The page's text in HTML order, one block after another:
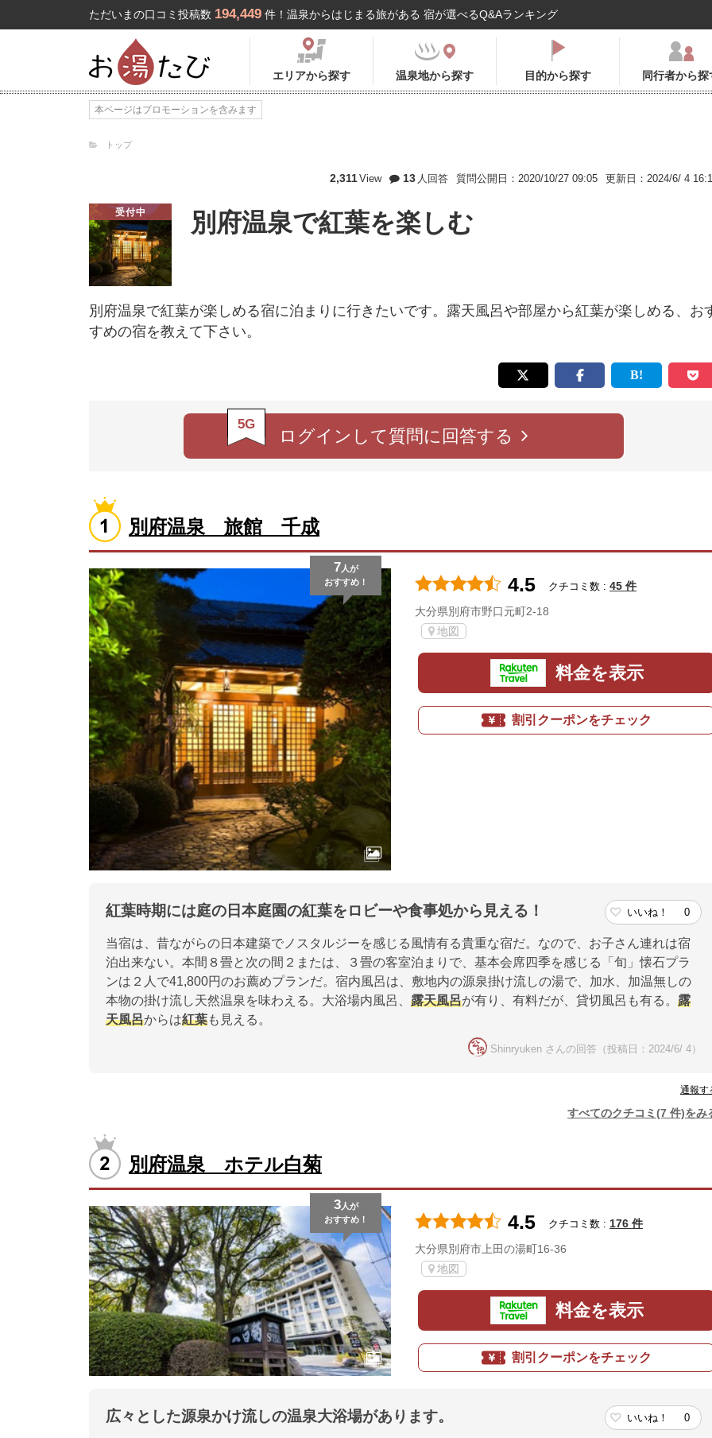
ただいまの口コミ投稿数 194,449 件！温泉からはじまる旅がある 宿が選べるQ&Aランキング
エリアから探す 温泉地から探す 目的から探す 同行者から探
本ページはプロモーションを含みます
トップ
2,311View 13 人回答 質問公開日：2020/10/27 09:05 更新日：2024/6/ 4
受付中 別府温泉で紅葉を楽しむ
別府温泉で紅葉が楽しめる宿に泊まりに行きたいです。露天風呂や部屋から紅葉が楽しめる、お
すめの宿を教えて下さい。
5G
ログインして質問に回答する
別府温泉 旅館 千成
7 人が
おすすめ！
4.5 クチコミ数 : 45 件
大分県別府市野口元町2-18
地図
料金を表示
割引クーポンをチェック
紅葉時期には庭の日本庭園の紅葉をロビーや食事処から見える！ いいね！ 0
当宿は、昔ながらの日本建築でノスタルジーを感じる風情有る貴重な宿だ。なので、お子さん連れは宿
泊出来ない。本間８畳と次の間２または、３畳の客室泊まりで、基本会席四季を感じる「旬」懐石プラ
ンは２人で41,800円のお薦めプランだ。宿内風呂は、敷地内の源泉掛け流しの湯で、加水、加温無しの
本物の掛け流し天然温泉を味わえる。大浴場内風呂、 露天風呂が有り、有料だが、貸切風呂も有る。 露
天風呂からは紅葉も見える。
Shinryuken さんの回答（投稿日：2024/6/ 4）
通報す
すべてのクチコミ(7 件)をみ
別府温泉 ホテル白菊
3人が
おすすめ！
4.5 クチコミ数 : 176 件
大分県別府市上田の湯町16-36
地図
料金を表示
割引クーポンをチェック
広々とした源泉かけ流しの温泉大浴場があります。 いいね！ 0